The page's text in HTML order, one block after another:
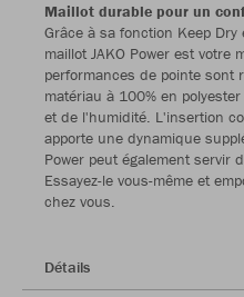
Maillot durable pour un
Grâce à sa fonction Keep
maillot JAKO Power est votre
performances de pointe sont
matériau à 100% en
et de l'humidité. L'insertion
apporte une dynamique
Power peut également servir
Essayez-le vous-même et
chez vous.
Détails